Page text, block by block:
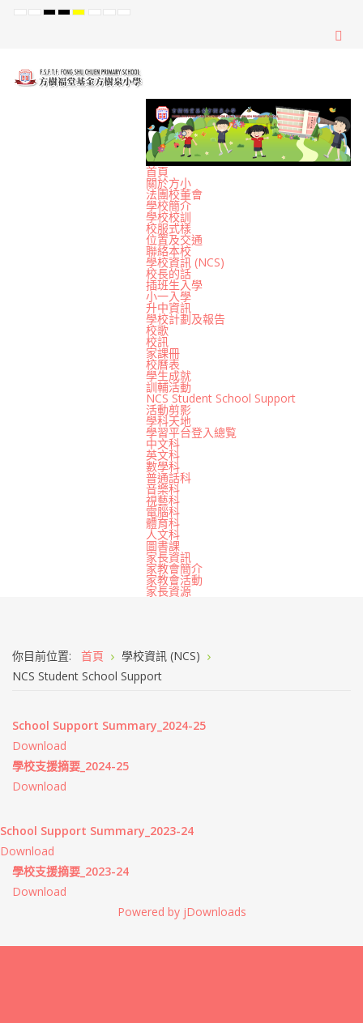
Default
NightHighHighHighSetSetSet
首頁
關於方小
法團校董會
學校簡介
學校校訓
校服式樣
位置及交通
聯絡本校
學校資訊 (NCS)
校長的話
插班生入學
小一入學
升中資訊
學校計劃及報告
校歌
校訊
家課冊
校曆表
學生成就
訓輔活動
NCS Student School Support
活動剪影
學科天地
學習平台登入總覧
中文科
英文科
數學科
普通話科
音樂科
視藝科
電腦科
體育科
人文科
圖書課
家長資訊
家教會簡介
家教會活動
家長資源
你目前位置: 首頁
學校資訊 (NCS)
NCS Student School Support
School Support Summary_2024-25
Download
學校支援摘要_2024-25
Download
School Support Summary_2023-24
Download
學校支援摘要_2023-24
Download
Powered by jDownloads